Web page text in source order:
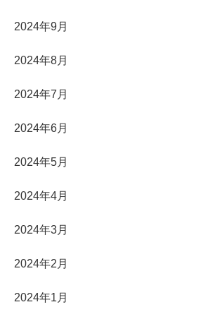
2024年9月
2024年8月
2024年7月
2024年6月
2024年5月
2024年4月
2024年3月
2024年2月
2024年1月